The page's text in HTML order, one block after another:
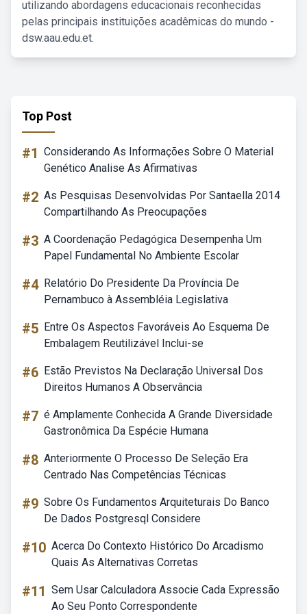
utilizando abordagens educacionais reconhecidas
pelas principais instituições acadêmicas do mundo -
dsw.aau.edu.et.
Top Post
#1 Considerando As Informações Sobre O Material
Genético Analise As Afirmativas
#2 As Pesquisas Desenvolvidas Por Santaella 2014
Compartilhando As Preocupações
#3 A Coordenação Pedagógica Desempenha Um
Papel Fundamental No Ambiente Escolar
#4 Relatório Do Presidente Da Província De
Pernambuco à Assembléia Legislativa
#5 Entre Os Aspectos Favoráveis Ao Esquema De
Embalagem Reutilizável Inclui-se
#6 Estão Previstos Na Declaração Universal Dos
Direitos Humanos A Observância
#7 é Amplamente Conhecida A Grande Diversidade
Gastronômica Da Espécie Humana
#8 Anteriormente O Processo De Seleção Era
Centrado Nas Competências Técnicas
#9 Sobre Os Fundamentos Arquiteturais Do Banco
De Dados Postgresql Considere
#10 Acerca Do Contexto Histórico Do Arcadismo
Quais As Alternativas Corretas
#11 Sem Usar Calculadora Associe Cada Expressão
Ao Seu Ponto Correspondente